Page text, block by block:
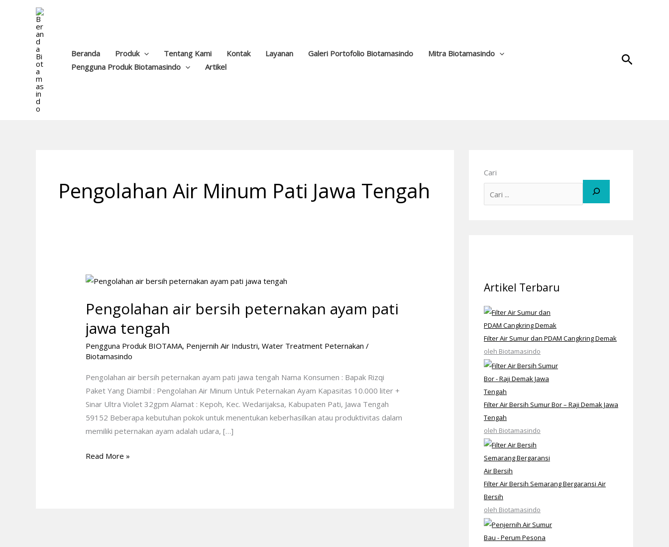
Beranda Produk Tentang Kami Kontak Layanan Galeri Portofolio Biotamasindo
Mitra Biotamasindo
Pengguna Produk Biotamasindo
Artikel Cari
Pengolahan Air Minum Pati Jawa Tengah
Pengolahan air bersih peternakan ayam pati
jawa tengah
Pengguna Produk BIOTAMA, Penjernih Air Industri,Water Treatment Peternakan /
Biotamasindo
Pengolahan air bersih peternakan ayam pati jawa tengah Nama Konsumen : Bapak Rizqi
Paket Yang Diambil : Pengolahan Air Minum Untuk Peternakan Ayam Kapasitas 10.000 liter +
Sinar Ultra Violet 32gpm Alamat : Kepoh, Kec. Wedarijaksa, Kabupaten Pati, Jawa Tengah
59152 Beberapa kebutuhan pokok untuk menentukan keberhasilkan atau produktivitas dalam
memiliki peternakan ayam adalah udara, […]
Pengolahan
bersih
peternakan
ayam
pati
jawa
tengah
Read More »
Cari
Artikel Terbaru
Filter Air Sumur dan PDAM Cangkring Demak
oleh Biotamasindo
Filter Air Bersih Sumur Bor – Raji Demak Jawa
Tengah
oleh Biotamasindo
Filter Air Bersih Semarang Bergaransi Air
Bersih
oleh Biotamasindo